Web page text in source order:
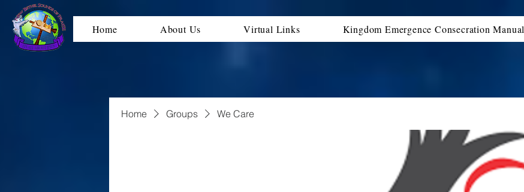
Home About Us Virtual Links Kingdom Emergence Consecration Manual
Home Groups We Care